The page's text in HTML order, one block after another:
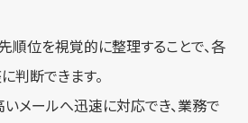
順位を視覚的に整理することで、各
判断できます。
いメールへ迅速に対応でき、業務で